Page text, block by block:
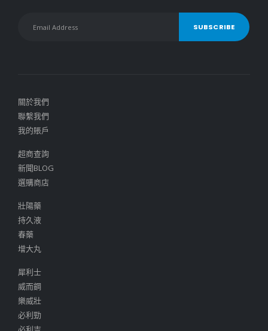
關於我們
聯繫我們
我的賬戶
超商查詢
新聞BLOG
選購商店
壯陽藥
持久液
春藥
增大丸
犀利士
威而鋼
樂威壯
必利勁